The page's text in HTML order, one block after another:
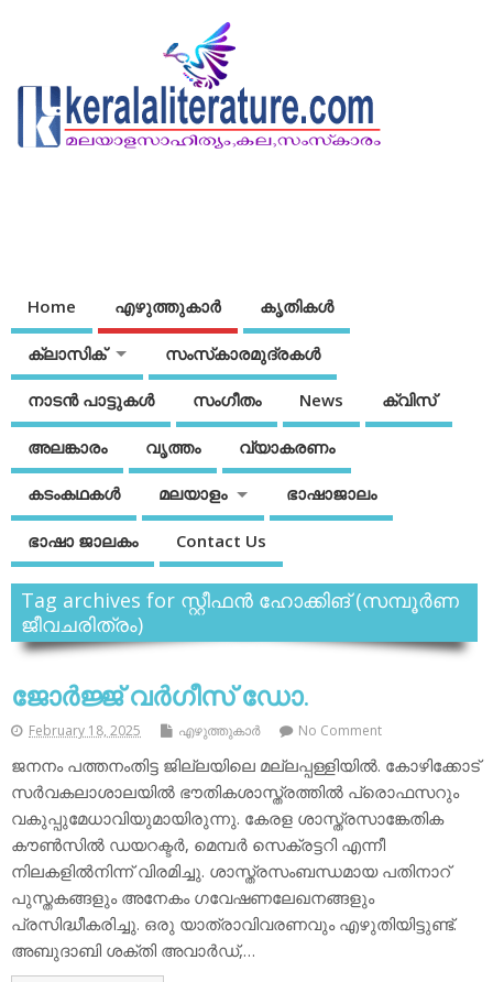
Home എഴുത്തുകാര്‍ കൃതികൾ
ക്ലാസിക് സംസ്‌കാരമുദ്രകള്‍
നാടന്‍ പാട്ടുകള്‍ സംഗീതം News ക്വിസ്
അലങ്കാരം വൃത്തം വ്യാകരണം
കടംകഥകള്‍ മലയാളം ഭാഷാജാലം
ഭാഷാ ജാലകം Contact Us
Tag archives for സ്റ്റീഫന്‍ ഹോക്കിങ് (സമ്പൂര്‍ണ
ജീവചരിത്രം)
ജോര്‍ജ്ജ് വര്‍ഗീസ് ഡോ.
February 18, 2025 എഴുത്തുകാര്‍ No Comment
ജനനം പത്തനംതിട്ട ജില്ലയിലെ മല്ലപ്പള്ളിയില്‍. കോഴിക്കോട്
സര്‍വകലാശാലയില്‍ ഭൗതികശാസ്ത്രത്തില്‍ പ്രൊഫസറും
വകുപ്പുമേധാവിയുമായിരുന്നു. കേരള ശാസ്ത്രസാങ്കേതിക
കൗണ്‍സില്‍ ഡയറക്ടര്‍, മെമ്പര്‍ സെക്രട്ടറി എന്നീ
നിലകളില്‍നിന്ന് വിരമിച്ചു. ശാസ്ത്രസംബന്ധമായ പതിനാറ്
പുസ്തകങ്ങളും അനേകം ഗവേഷണലേഖനങ്ങളും
പ്രസിദ്ധീകരിച്ചു. ഒരു യാത്രാവിവരണവും എഴുതിയിട്ടുണ്ട്.
അബുദാബി ശക്തി അവാര്‍ഡ്,…